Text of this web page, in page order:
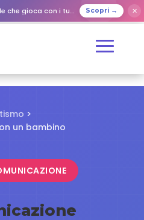
gioca con i tuoi cari Scopri → ✕
>
un bambino